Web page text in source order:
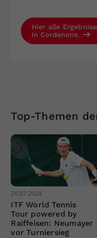
Hier alle
in Cordenons.
Top-Themen
20.07.2024
ITF World Tennis
Tour powered by
Raiffeisen: Neumayer
vor Turniersieg